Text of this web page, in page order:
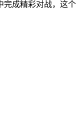
完成精彩对战，这个